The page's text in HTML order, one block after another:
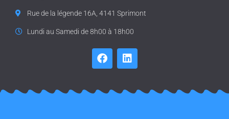
Rue de la légende 16A, 4141 Sprimont
Lundi au Samedi de 8h00 à 18h00